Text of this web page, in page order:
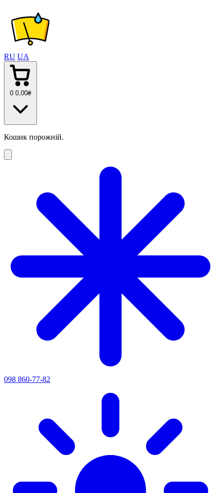
RU UA
0 0 ,00₴
Кошик порожній.
098 860-77-82